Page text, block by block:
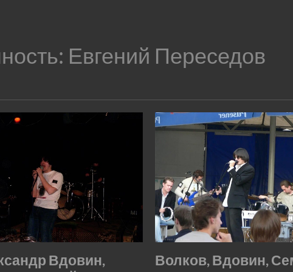
Евгений Переседов
Вдовин,
Волков, Вдовин,